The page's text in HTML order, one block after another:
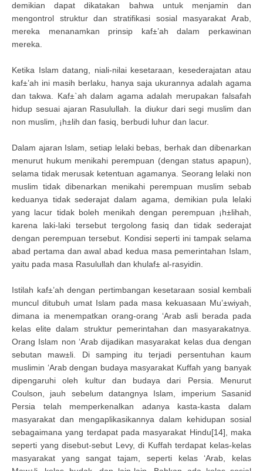
demikian dapat dikatakan bahwa untuk menjamin dan
mengontrol struktur dan stratifikasi sosial masyarakat Arab,
mereka menanamkan prinsip kaf±’ah dalam perkawinan
mereka.
Ketika Islam datang, niali-nilai kesetaraan, kesederajatan atau
kaf±’ah ini masih berlaku, hanya saja ukurannya adalah agama
dan takwa. Kaf±`ah dalam agama adalah merupakan falsafah
hidup sesuai ajaran Rasulullah. Ia diukur dari segi muslim dan
non muslim, ¡h±lih dan fasiq, berbudi luhur dan lacur.
Dalam ajaran Islam, setiap lelaki bebas, berhak dan dibenarkan
menurut hukum menikahi perempuan (dengan status apapun),
selama tidak merusak ketentuan agamanya. Seorang lelaki non
muslim tidak dibenarkan menikahi perempuan muslim sebab
keduanya tidak sederajat dalam agama, demikian pula lelaki
yang lacur tidak boleh menikah dengan perempuan ¡h±lihah,
karena laki-laki tersebut tergolong fasiq dan tidak sederajat
dengan perempuan tersebut. Kondisi seperti ini tampak selama
abad pertama dan awal abad kedua masa pemerintahan Islam,
yaitu pada masa Rasulullah dan khulaf± al-rasyidin.
Istilah kaf±’ah dengan pertimbangan kesetaraan sosial kembali
muncul ditubuh umat Islam pada masa kekuasaan Mu’±wiyah,
dimana ia menempatkan orang-orang ‘Arab asli berada pada
kelas elite dalam struktur pemerintahan dan masyarakatnya.
Orang Islam non ‘Arab dijadikan masyarakat kelas dua dengan
sebutan maw±li. Di samping itu terjadi persentuhan kaum
muslimin ‘Arab dengan budaya masyarakat Kuffah yang banyak
dipengaruhi oleh kultur dan budaya dari Persia. Menurut
Coulson, jauh sebelum datangnya Islam, imperium Sasanid
Persia telah memperkenalkan adanya kasta-kasta dalam
masyarakat dan mengaplikasikannya dalam kehidupan sosial
sebagaimana yang terdapat pada masyarakat Hindu[14], maka
seperti yang disebut-sebut Levy, di Kuffah terdapat kelas-kelas
masyarakat yang sangat tajam, seperti kelas ‘Arab, kelas